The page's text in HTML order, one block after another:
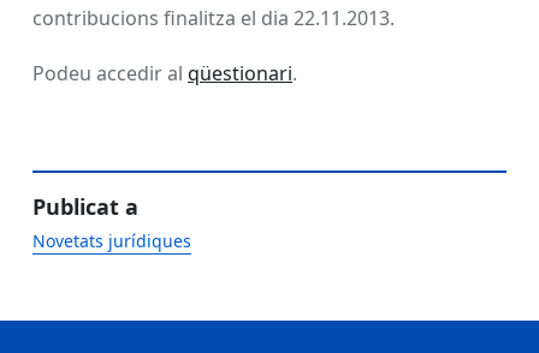
contribucions finalitza el dia 22.11.2013.
Podeu accedir al qüestionari.
Publicat a
Novetats jurídiques